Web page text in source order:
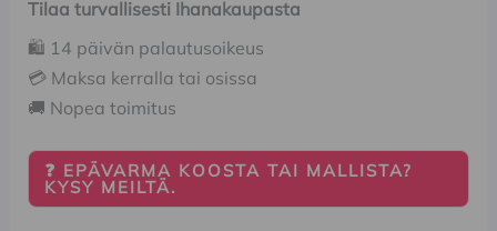
Tilaa turvallisesti Ihanakaupasta
🛍️ 14 päivän palautusoikeus
💳 Maksa kerralla tai osissa
🚚 Nopea toimitus
❓ EPÄVARMA KOOSTA TAI MALLISTA?
KYSY MEILTÄ.